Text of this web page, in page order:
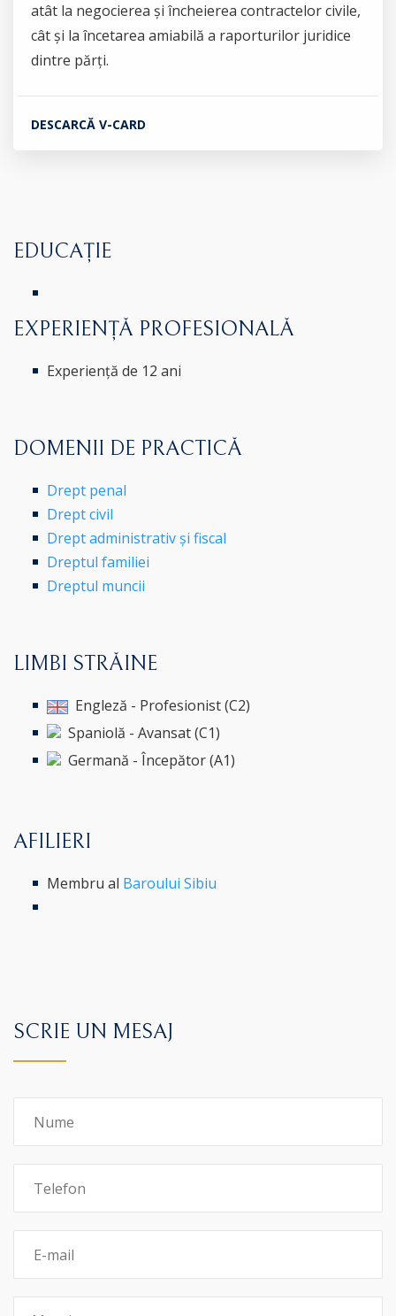
atât la negocierea și încheierea contractelor civile,
cât și la încetarea amiabilă a raporturilor juridice
dintre părți.
DESCARCĂ V-CARD
EDUCAȚIE
EXPERIENȚĂ PROFESIONALĂ
Experiență de 12 ani
DOMENII DE PRACTICĂ
Drept penal
Drept civil
Drept administrativ și fiscal
Dreptul familiei
Dreptul muncii
LIMBI STRĂINE
Engleză - Profesionist (C2)
Spaniolă - Avansat (C1)
Germană - Începător (A1)
AFILIERI
Membru al Baroului Sibiu
SCRIE UN MESAJ